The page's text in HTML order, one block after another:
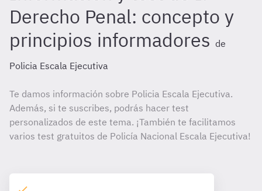
Derecho Penal: concepto y
principios informadores de
Policia Escala Ejecutiva
Te damos información sobre Policia Escala Ejecutiva.
Además, si te suscribes, podrás hacer test
personalizados de este tema. ¡También te facilitamos
varios test gratuitos de Policía Nacional Escala Ejecutiva!